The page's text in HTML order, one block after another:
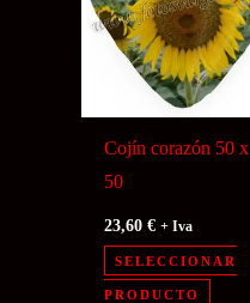
Cojín corazón 50 x
50
23,60€ + Iva
SELECCIONAR
PRODUCTO